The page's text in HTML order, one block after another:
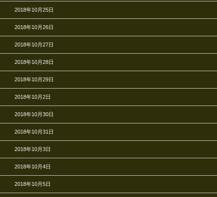
2018年10月25日
2018年10月26日
2018年10月27日
2018年10月28日
2018年10月29日
2018年10月2日
2018年10月30日
2018年10月31日
2018年10月3日
2018年10月4日
2018年10月5日